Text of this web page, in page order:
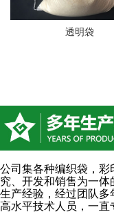
透明袋
公司集各种编织袋，
究、开发和销售为一
生产经验，经过团队
高水平技术人员，一直